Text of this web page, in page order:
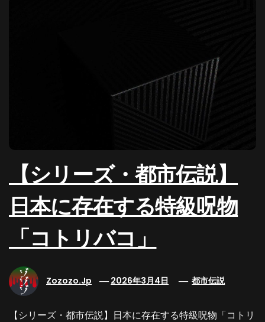
【シリーズ・都市伝説】
日本に存在する特級呪物
「コトリバコ」
Zozozo.jp 2026年3月4日 都市伝説
【シリーズ・都市伝説】日本に存在する特級呪物「コトリ